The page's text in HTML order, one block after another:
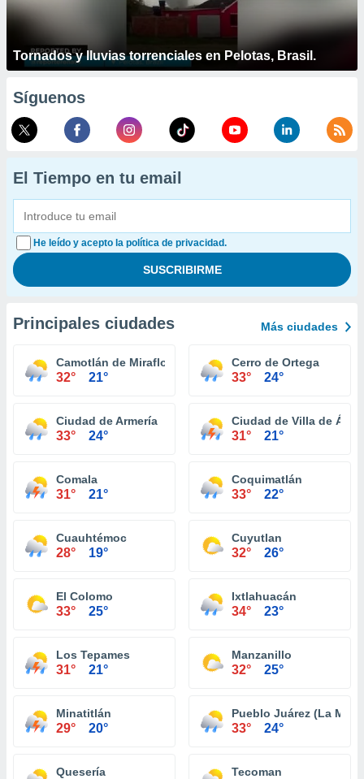
Tornados y lluvias torrenciales en Pelotas, Brasil.
Síguenos
El Tiempo en tu email
He leído y acepto la política de privacidad.
Principales ciudades Más ciudades
Camotlán de Miraflores
32° 21°
Cerro de Ortega
33° 24°
Ciudad de Armería
33° 24°
Ciudad de Villa de
31° 21°
Comala
31° 21°
Coquimatlán
33° 22°
Cuauhtémoc
28° 19°
Cuyutlan
32° 26°
El Colomo
33° 25°
Ixtlahuacán
34° 23°
Los Tepames
31° 21°
Manzanillo
32° 25°
Minatitlán
29° 20°
Pueblo Juárez (La
33° 24°
Quesería Tecoman